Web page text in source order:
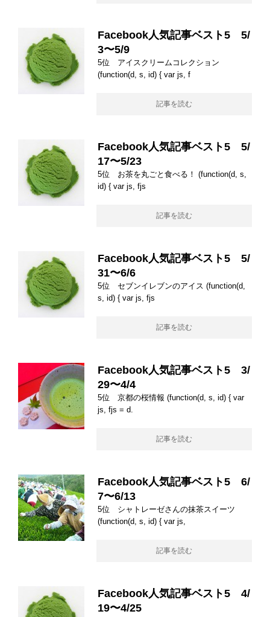
Facebook人気記事ベスト5 5/
3〜5/9
5位 アイスクリームコレクション
(function(d, s, id) { var js, f
記事を読む
Facebook人気記事ベスト5 5/
17〜5/23
5位 お茶を丸ごと食べる！ (function(d, s,
id) { var js, fjs
記事を読む
Facebook人気記事ベスト5 5/
31〜6/6
5位 セブンイレブンのアイス (function(d,
s, id) { var js, fjs
記事を読む
Facebook人気記事ベスト5 3/
29〜4/4
5位 京都の桜情報 (function(d, s, id) { var
js, fjs = d.
記事を読む
Facebook人気記事ベスト5 6/
7〜6/13
5位 シャトレーゼさんの抹茶スイーツ
(function(d, s, id) { var js,
記事を読む
Facebook人気記事ベスト5 4/
19〜4/25